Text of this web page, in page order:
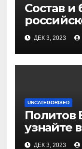
Состав и
—
и судьбы
ДЕК 3, 2023
UNCATEGORISED
узнайте
ДЕК 3, 2023